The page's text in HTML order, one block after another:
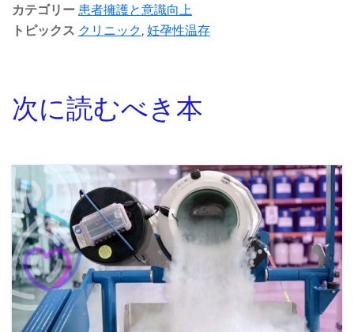
カテゴリー 患者擁護と意識向上
トピックス クリニック, 妊孕性温存
次に読むべき本